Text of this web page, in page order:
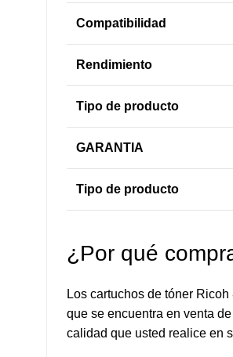
Compatibilidad
Rendimiento
Tipo de producto
GARANTIA
Tipo de producto
¿Por qué
Los cartuchos de tóner
que se encuentra en venta
calidad que usted realice en